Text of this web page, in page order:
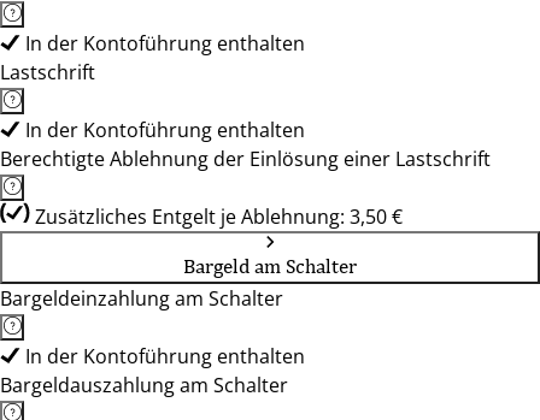
In der Kontoführung enthalten
Lastschrift
In der Kontoführung enthalten
Berechtigte Ablehnung der Einlösung einer Lastschrift
Zusätzliches Entgelt je Ablehnung: 3,50 €
Bargeld am Schalter
Bargeldeinzahlung am Schalter
In der Kontoführung enthalten
Bargeldauszahlung am Schalter